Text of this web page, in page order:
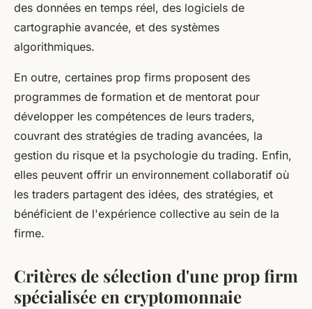
des données en temps réel, des logiciels de
cartographie avancée, et des systèmes
algorithmiques.
En outre, certaines prop firms proposent des
programmes de formation et de mentorat pour
développer les compétences de leurs traders,
couvrant des stratégies de trading avancées, la
gestion du risque et la psychologie du trading. Enfin,
elles peuvent offrir un environnement collaboratif où
les traders partagent des idées, des stratégies, et
bénéficient de l'expérience collective au sein de la
firme.
Critères de sélection d'une prop firm
spécialisée en cryptomonnaie